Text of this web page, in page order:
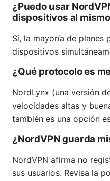
¿Puedo usar
dispositivos al
Sí, la mayoría de planes
dispositivos
¿Qué protocolo es
NordLynx (una versión
velocidades altas y
también es una opción
¿NordVPN guarda
NordVPN afirma no
sus usuarios. Revisa la